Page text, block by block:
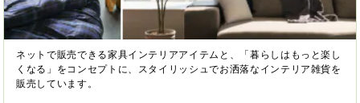
ネットで販売できる家具インテリアアイテムと、「暮らしはもっと楽し
くなる」をコンセプトに、スタイリッシュでお洒落なインテリア雑貨を
販売しています。